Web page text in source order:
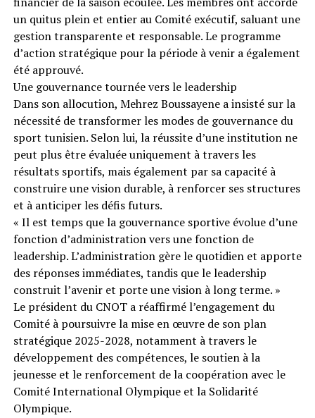
un quitus plein et entier au Comité exécutif, saluant une
gestion transparente et responsable. Le programme
d’action stratégique pour la période à venir a également
été approuvé.
Une gouvernance tournée vers le leadership
Dans son allocution, Mehrez Boussayene a insisté sur la
nécessité de transformer les modes de gouvernance du
sport tunisien. Selon lui, la réussite d’une institution ne
peut plus être évaluée uniquement à travers les
résultats sportifs, mais également par sa capacité à
construire une vision durable, à renforcer ses structures
et à anticiper les défis futurs.
« Il est temps que la gouvernance sportive évolue d’une
fonction d’administration vers une fonction de
leadership. L’administration gère le quotidien et apporte
des réponses immédiates, tandis que le leadership
construit l’avenir et porte une vision à long terme. »
Le président du CNOT a réaffirmé l’engagement du
Comité à poursuivre la mise en œuvre de son plan
stratégique 2025-2028, notamment à travers le
développement des compétences, le soutien à la
jeunesse et le renforcement de la coopération avec le
Comité International Olympique et la Solidarité
Olympique.